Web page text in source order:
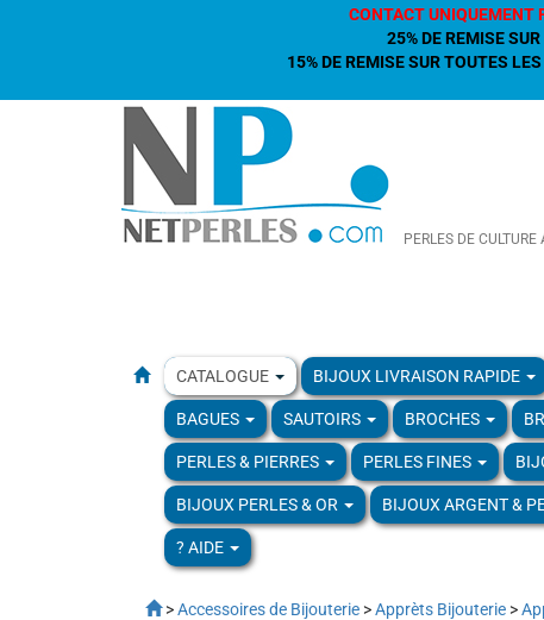
CONTACT UNIQUEMENT
25% DE REMISE
15% DE REMISE SUR TOUTES
PERLES DE
CATALOGUE BIJOUX LIVRAISON RAPIDE
BAGUES SAUTOIRS BROCHES
PERLES & PIERRES PERLES FINES
BIJOUX PERLES & OR BIJOUX ARGENT &
? AIDE
>Accessoires de Bijouterie >Apprèts Bijouterie >